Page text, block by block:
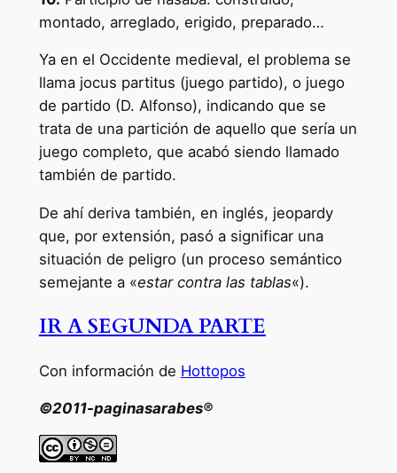
montado, arreglado, erigido, preparado…
Ya en el Occidente medieval, el problema se
llama jocus partitus (juego partido), o juego
de partido (D. Alfonso), indicando que se
trata de una partición de aquello que sería un
juego completo, que acabó siendo llamado
también de partido.
De ahí deriva también, en inglés, jeopardy
que, por extensión, pasó a significar una
situación de peligro (un proceso semántico
semejante a «estar contra las tablas«).
IR A SEGUNDA PARTE
Con información de Hottopos
©2011-paginasarabes®